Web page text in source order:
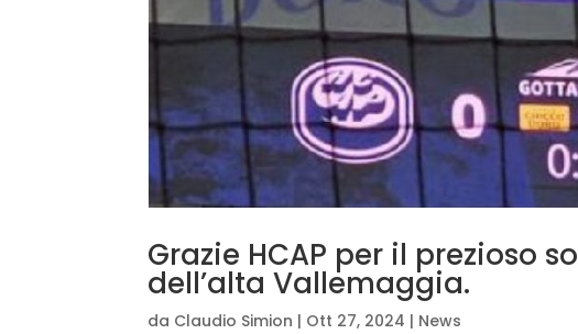
Grazie HCAP per il prezioso
dell’alta Vallemaggia.
da Claudio Simion | Ott 27, 2024 | News